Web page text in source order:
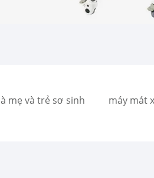
mẹ và trẻ sơ sinh máy mát